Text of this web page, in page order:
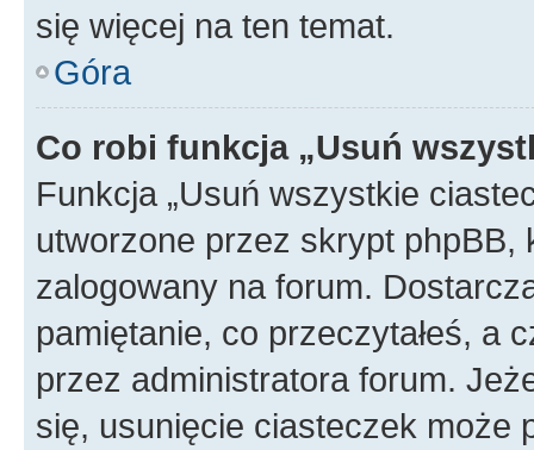
się więcej na ten temat.
Góra
Co robi funkcja „Usuń
Funkcja „Usuń wszystkie
utworzone przez skrypt
zalogowany na forum.
pamiętanie, co przeczytałeś, a
przez administratora forum.
się, usunięcie ciasteczek może